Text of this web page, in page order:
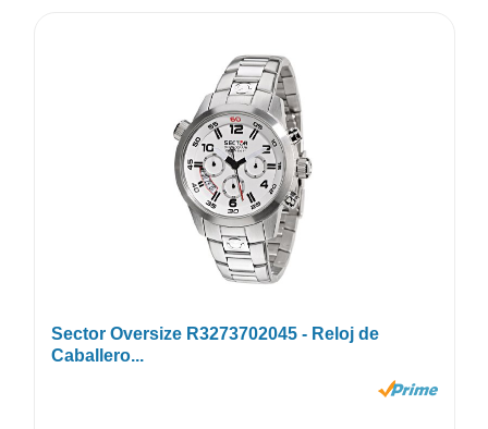
Sector Oversize R3273702045 - Reloj de
Caballero...